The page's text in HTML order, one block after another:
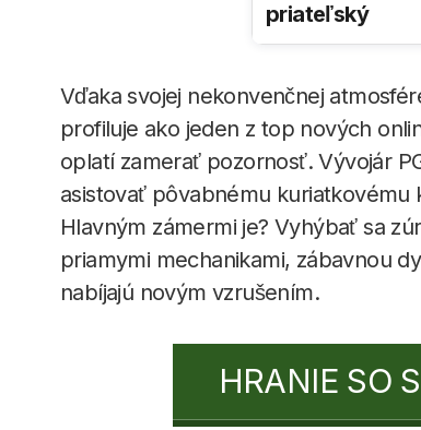
priateľský
Vďaka svojej nekonvenčnej
profiluje ako jeden z top nových
oplatí zamerať pozornosť. Vývojár
asistovať pôvabnému
Hlavným zámermi je? Vyhýbať sa
priamymi mechanikami, zábavnou
nabíjajú novým vzrušením.
HRANIE SO